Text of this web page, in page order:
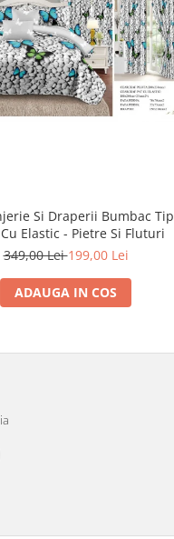
Si Draperii Bumbac Tip
Elastic - Pietre Si Fluturi
349,00 Lei199,00 Lei
ADAUGA IN COS